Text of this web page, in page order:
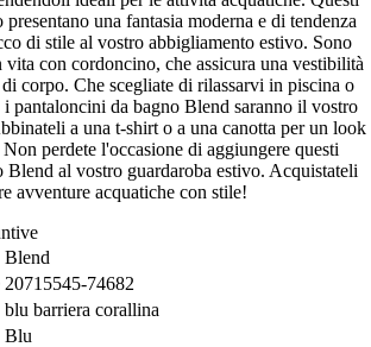
una fantasia moderna e di tendenza
di stile al vostro abbigliamento estivo. Sono
con cordoncino, che assicura una vestibilità
corpo. Che scegliate di rilassarvi in piscina o
pantaloncini da bagno Blend saranno il vostro
a una t-shirt o a una canotta per un look
perdete l'occasione di aggiungere questi
Blend al vostro guardaroba estivo. Acquistateli
avventure acquatiche con stile!
Blend
20715545-74682
blu barriera corallina
Blu